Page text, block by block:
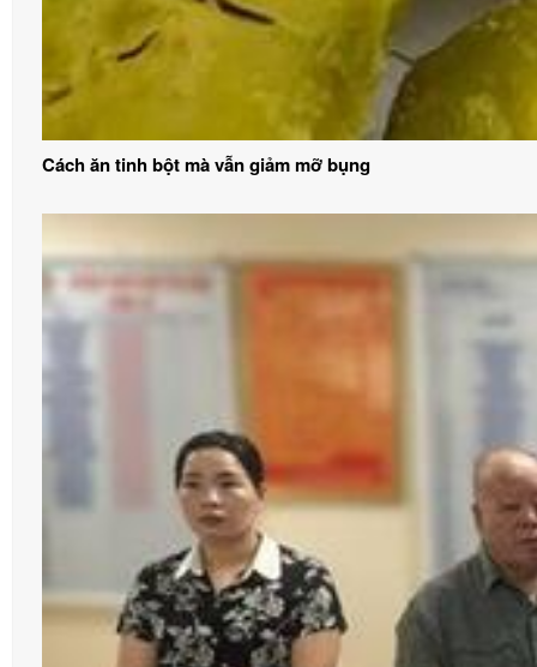
Cách ăn tinh bột mà vẫn giảm mỡ bụng